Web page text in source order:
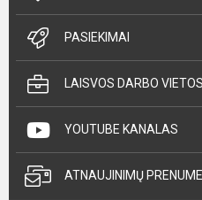
PASIEKIMAI
LAISVOS DARBO VIETOS
YOUTUBE KANALAS
ATNAUJINIMŲ